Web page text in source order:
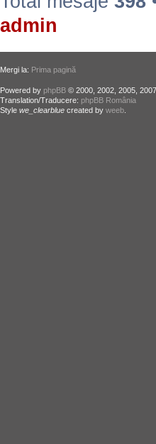
admin
Mergi la: Prima pagină
Powered by phpBB © 2000, 2002, 2005,
Translation/Traducere: phpBB România
Style we_clearblue created by weeb